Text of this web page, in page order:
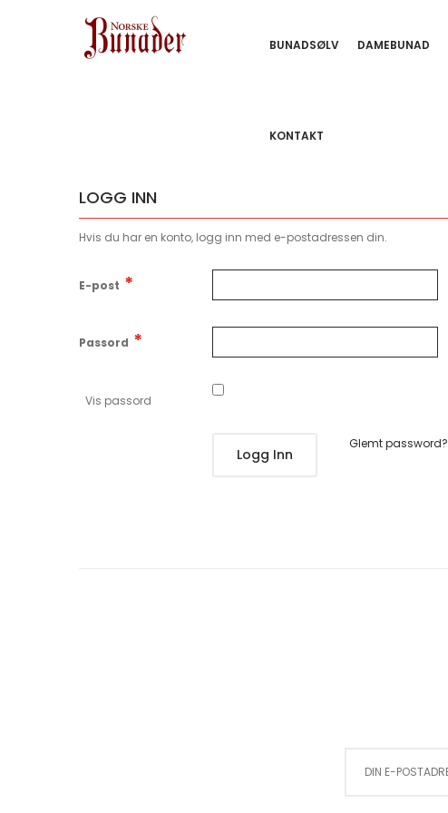
BUNADSØLV DAMEBUNAD
KONTAKT
LOGG INN
Hvis du har en konto, logg inn med e-postadressen din.
E-post
Passord
Vis passord
Logg Inn
Glemt password?